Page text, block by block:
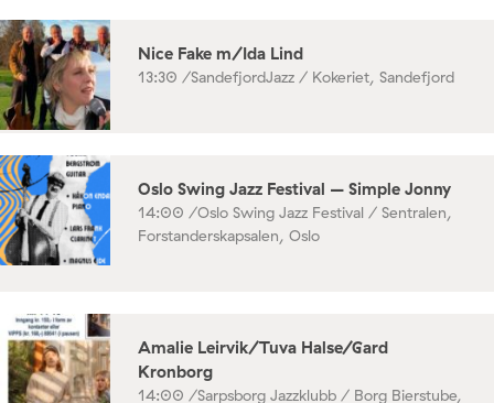
Nice Fake m/Ida Lind
13:30 /SandefjordJazz / Kokeriet, Sandefjord
Oslo Swing Jazz Festival – Simple Jonny
14:00 /Oslo Swing Jazz Festival / Sentralen,
Forstanderskapsalen, Oslo
Amalie Leirvik/Tuva Halse/Gard
Kronborg
14:00 /Sarpsborg Jazzklubb / Borg Bierstube,